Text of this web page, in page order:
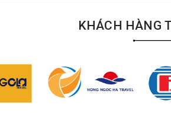
KHÁCH HÀNG